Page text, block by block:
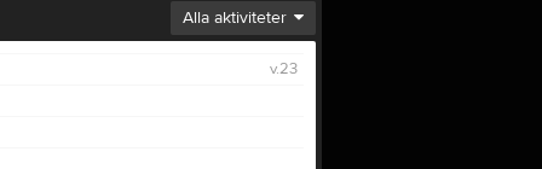
Alla aktiviteter
v.23